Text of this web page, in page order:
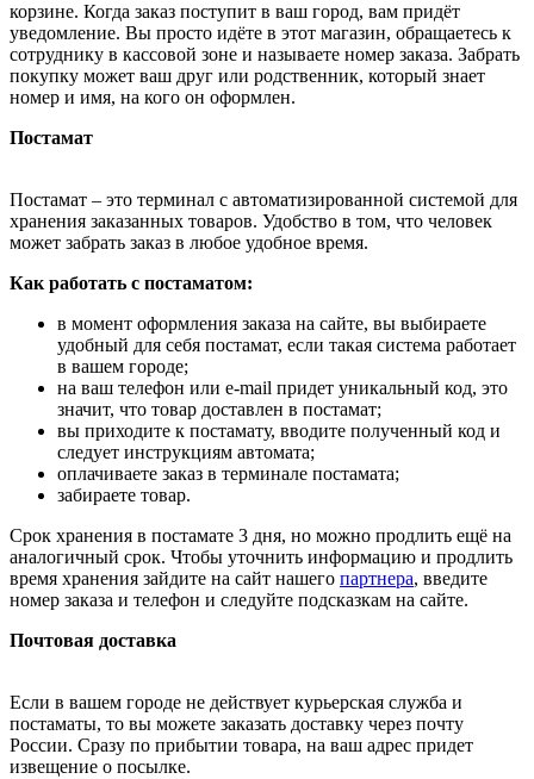
корзине. Когда заказ поступит в ваш город, вам придёт
уведомление. Вы просто идёте в этот магазин, обращаетесь к
сотруднику в кассовой зоне и называете номер заказа. Забрать
покупку может ваш друг или родственник, который знает
номер и имя, на кого он оформлен.
Постамат
Постамат – это терминал с автоматизированной системой для
хранения заказанных товаров. Удобство в том, что человек
может забрать заказ в любое удобное время.
Как работать с постаматом:
в момент оформления заказа на сайте, вы выбираете
удобный для себя постамат, если такая система работает
в вашем городе;
на ваш телефон или e-mail придет уникальный код, это
значит, что товар доставлен в постамат;
вы приходите к постамату, вводите полученный код и
следует инструкциям автомата;
оплачиваете заказ в терминале постамата;
забираете товар.
Срок хранения в постамате 3 дня, но можно продлить ещё на
аналогичный срок. Чтобы уточнить информацию и продлить
время хранения зайдите на сайт нашего партнера, введите
номер заказа и телефон и следуйте подсказкам на сайте.
Почтовая доставка
Если в вашем городе не действует курьерская служба и
постаматы, то вы можете заказать доставку через почту
России. Сразу по прибытии товара, на ваш адрес придет
извещение о посылке.